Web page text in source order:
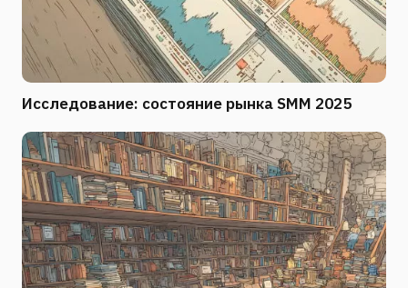
Исследование: состояние рынка SMM 2025